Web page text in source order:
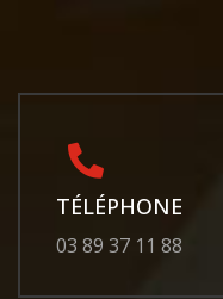
TÉLÉPHONE
03 89 37 11 88